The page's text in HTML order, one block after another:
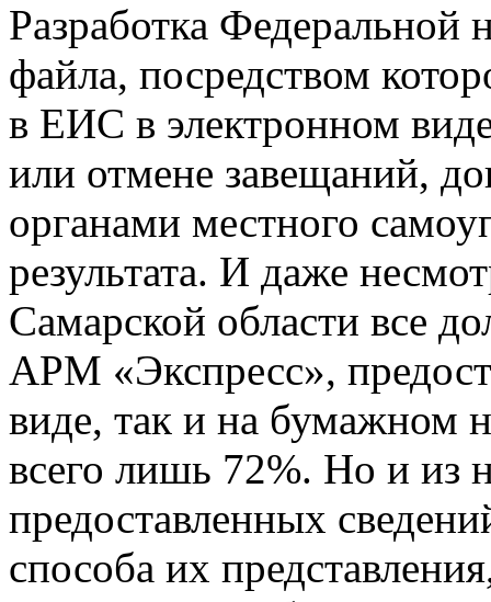
Разработка Федеральной
файла, посредством
в ЕИС в электронном
или отмене завещаний,
органами местного
результата. И даже
Самарской области все
АРМ «Экспресс»,
виде, так и на бумажном
всего лишь 72%. Но и из
предоставленных
способа их